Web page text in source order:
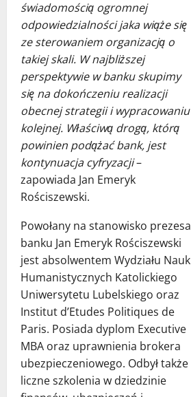
świadomością ogromnej
odpowiedzialności jaka wiąże się
ze sterowaniem organizacją o
takiej skali. W najbliższej
perspektywie w banku skupimy
się na dokończeniu realizacji
obecnej strategii i wypracowaniu
kolejnej. Właściwą drogą, którą
powinien podążać bank, jest
kontynuacja cyfryzacji–
zapowiada Jan Emeryk
Rościszewski.
Powołany na stanowisko prezesa
banku Jan Emeryk Rościszewski
jest absolwentem Wydziału Nauk
Humanistycznych Katolickiego
Uniwersytetu Lubelskiego oraz
Institut d’Etudes Politiques de
Paris. Posiada dyplom Executive
MBA oraz uprawnienia brokera
ubezpieczeniowego. Odbył także
liczne szkolenia w dziedzinie